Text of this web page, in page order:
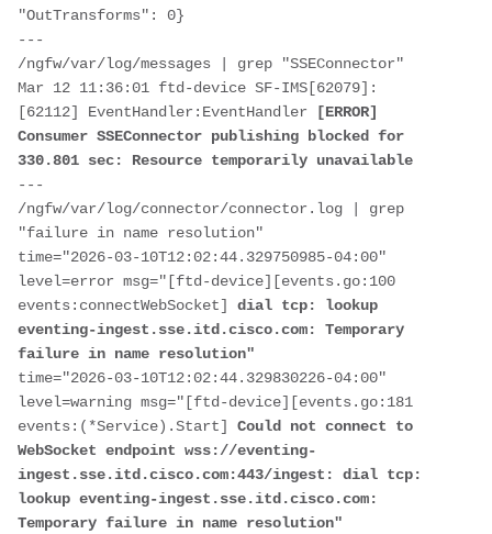
"OutTransforms": 0}
---
/ngfw/var/log/messages | grep "SSEConnector"
Mar 12 11:36:01 ftd-device SF-IMS[62079]:
[62112] EventHandler:EventHandler
[ERROR]
Consumer SSEConnector publishing blocked for
330.801 sec: Resource temporarily unavailable
---
/ngfw/var/log/connector/connector.log | grep
"failure in name resolution"
time="2026-03-10T12:02:44.329750985-04:00"
level=error msg="[ftd-device][events.go:100
events:connectWebSocket] dial tcp: lookup
eventing-ingest.sse.itd.cisco.com: Temporary
failure in name resolution"
time="2026-03-10T12:02:44.329830226-04:00"
level=warning msg="[ftd-device][events.go:181
events:(*Service).Start] Could not connect to
WebSocket endpoint wss://eventing-
ingest.sse.itd.cisco.com:443/ingest: dial tcp:
lookup eventing-ingest.sse.itd.cisco.com:
Temporary failure in name resolution"